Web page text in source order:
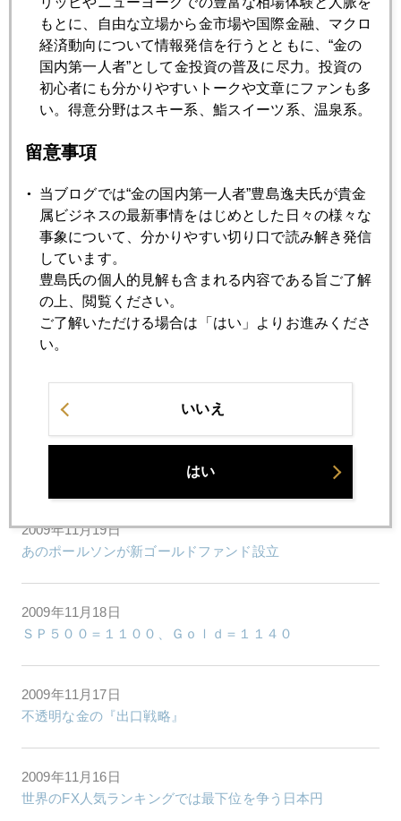
2009年11月30日
ドバイショック その後
2009年11月27日
緊急原稿 ドバイショックの影響
2009年11月26日
モテモテのブラジルに秋波を送るイラン
2009年11月25日
インド、中国、米国―三国の思惑
オバマ、バーナンキの通信簿
2009年11月20日
ドル安を考えるときの手引き
2009年11月19日
あのポールソンが新ゴールドファンド設立
2009年11月18日
ＳＰ５００＝１１００、Ｇｏｌｄ＝１１４０
2009年11月17日
不透明な金の『出口戦略』
2009年11月16日
世界のFX人気ランキングでは最下位を争う日本円
もとに、自由な立場から金市場や国際金融、マクロ
経済動向について情報発信を行うとともに、“金の
国内第一人者”として金投資の普及に尽力。投資の
初心者にも分かりやすいトークや文章にファンも多
い。得意分野はスキー系、鮨スイーツ系、温泉系。
留意事項
当ブログでは“金の国内第一人者”豊島逸夫氏が貴金
属ビジネスの最新事情をはじめとした日々の様々な
事象について、分かりやすい切り口で読み解き発信
しています。
豊島氏の個人的見解も含まれる内容である旨ご了解
の上、閲覧ください。
ご了解いただける場合は「はい」よりお進みくださ
い。
いいえ
はい